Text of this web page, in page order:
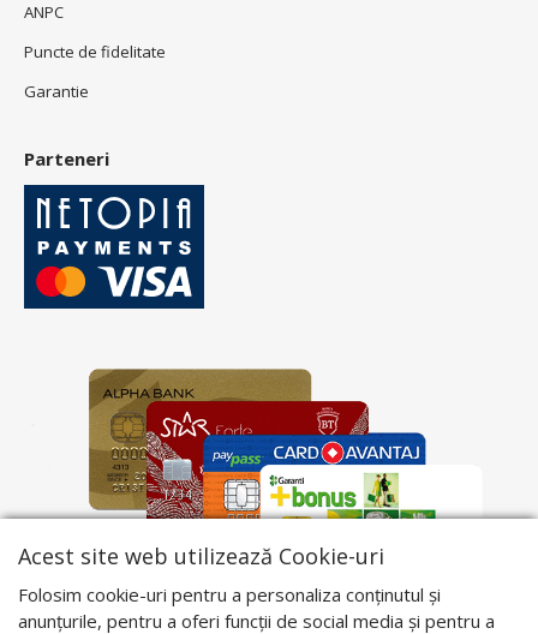
ANPC
Puncte de fidelitate
Garantie
Parteneri
Acest site web utilizează Cookie-uri
Folosim cookie-uri pentru a personaliza conținutul și
anunțurile, pentru a oferi funcții de social media și pentru a